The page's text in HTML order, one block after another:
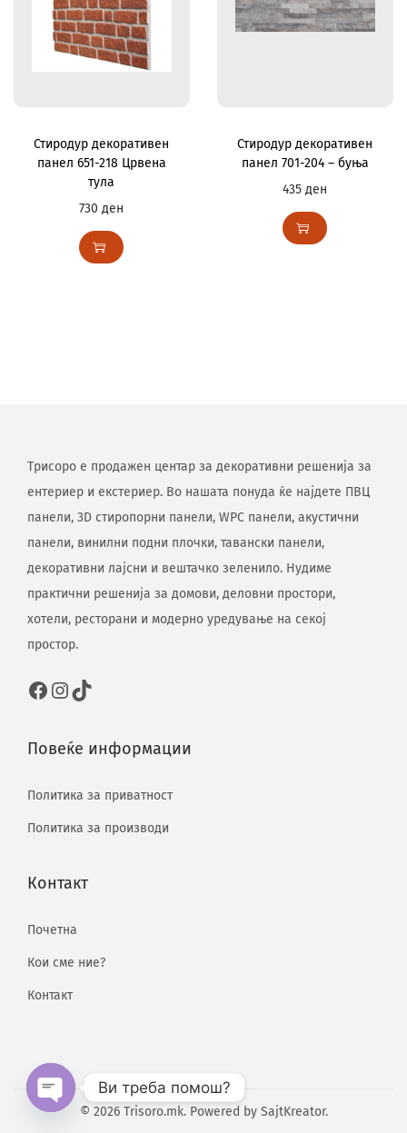
Стиродур декоративен
панел 651-218 Црвена
тула
730ден
Стиродур декоративен
панел 701-204 – буња
435ден
Трисоро е продажен центар за декоративни решенија за
ентериер и екстериер. Во нашата понуда ќе најдете ПВЦ
панели, 3D стиропорни панели, WPC панели, акустични
панели, винилни подни плочки, тавански панели,
декоративни лајсни и вештачко зеленило. Нудиме
практични решенија за домови, деловни простори,
хотели, ресторани и модерно уредување на секој
простор.
Повеќе информации
Политика за приватност
Политика за производи
Контакт
Почетна
Кои сме ние?
Контакт
© 2026 Trisoro.mk. Powered by SajtKreator.
Ви треба помош?